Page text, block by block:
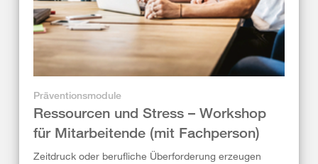
Präventionsmodule
Ressourcen und Stress – Workshop
für Mitarbeitende (mit Fachperson)
Zeitdruck oder berufliche Überforderung erzeugen